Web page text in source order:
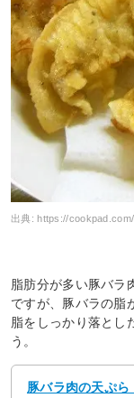
出典:https://
脂肪分が多い豚バラ
ですが、豚バラの脂
脂をしっかり落とし
う。
豚バラ肉の天ぷ